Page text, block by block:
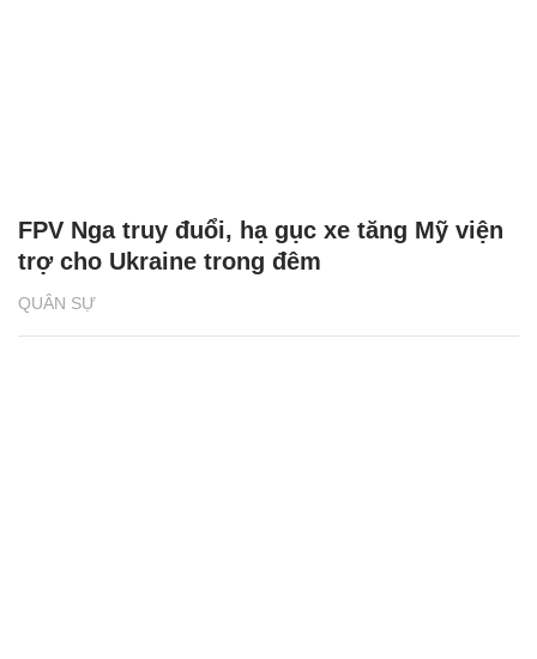
QUÂN SỰ
FPV Nga truy đuổi, hạ gục xe tăng Mỹ viện
trợ cho Ukraine trong đêm